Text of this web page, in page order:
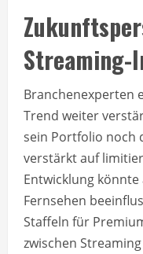
Streaming-
Branchenexperten
Trend weiter
sein Portfolio noch
verstärkt auf
Entwicklung
Fernsehen
Staffeln für
zwischen